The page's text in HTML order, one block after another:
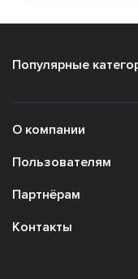
Популярные
О компании
Пользователям
Партнёрам
Контакты